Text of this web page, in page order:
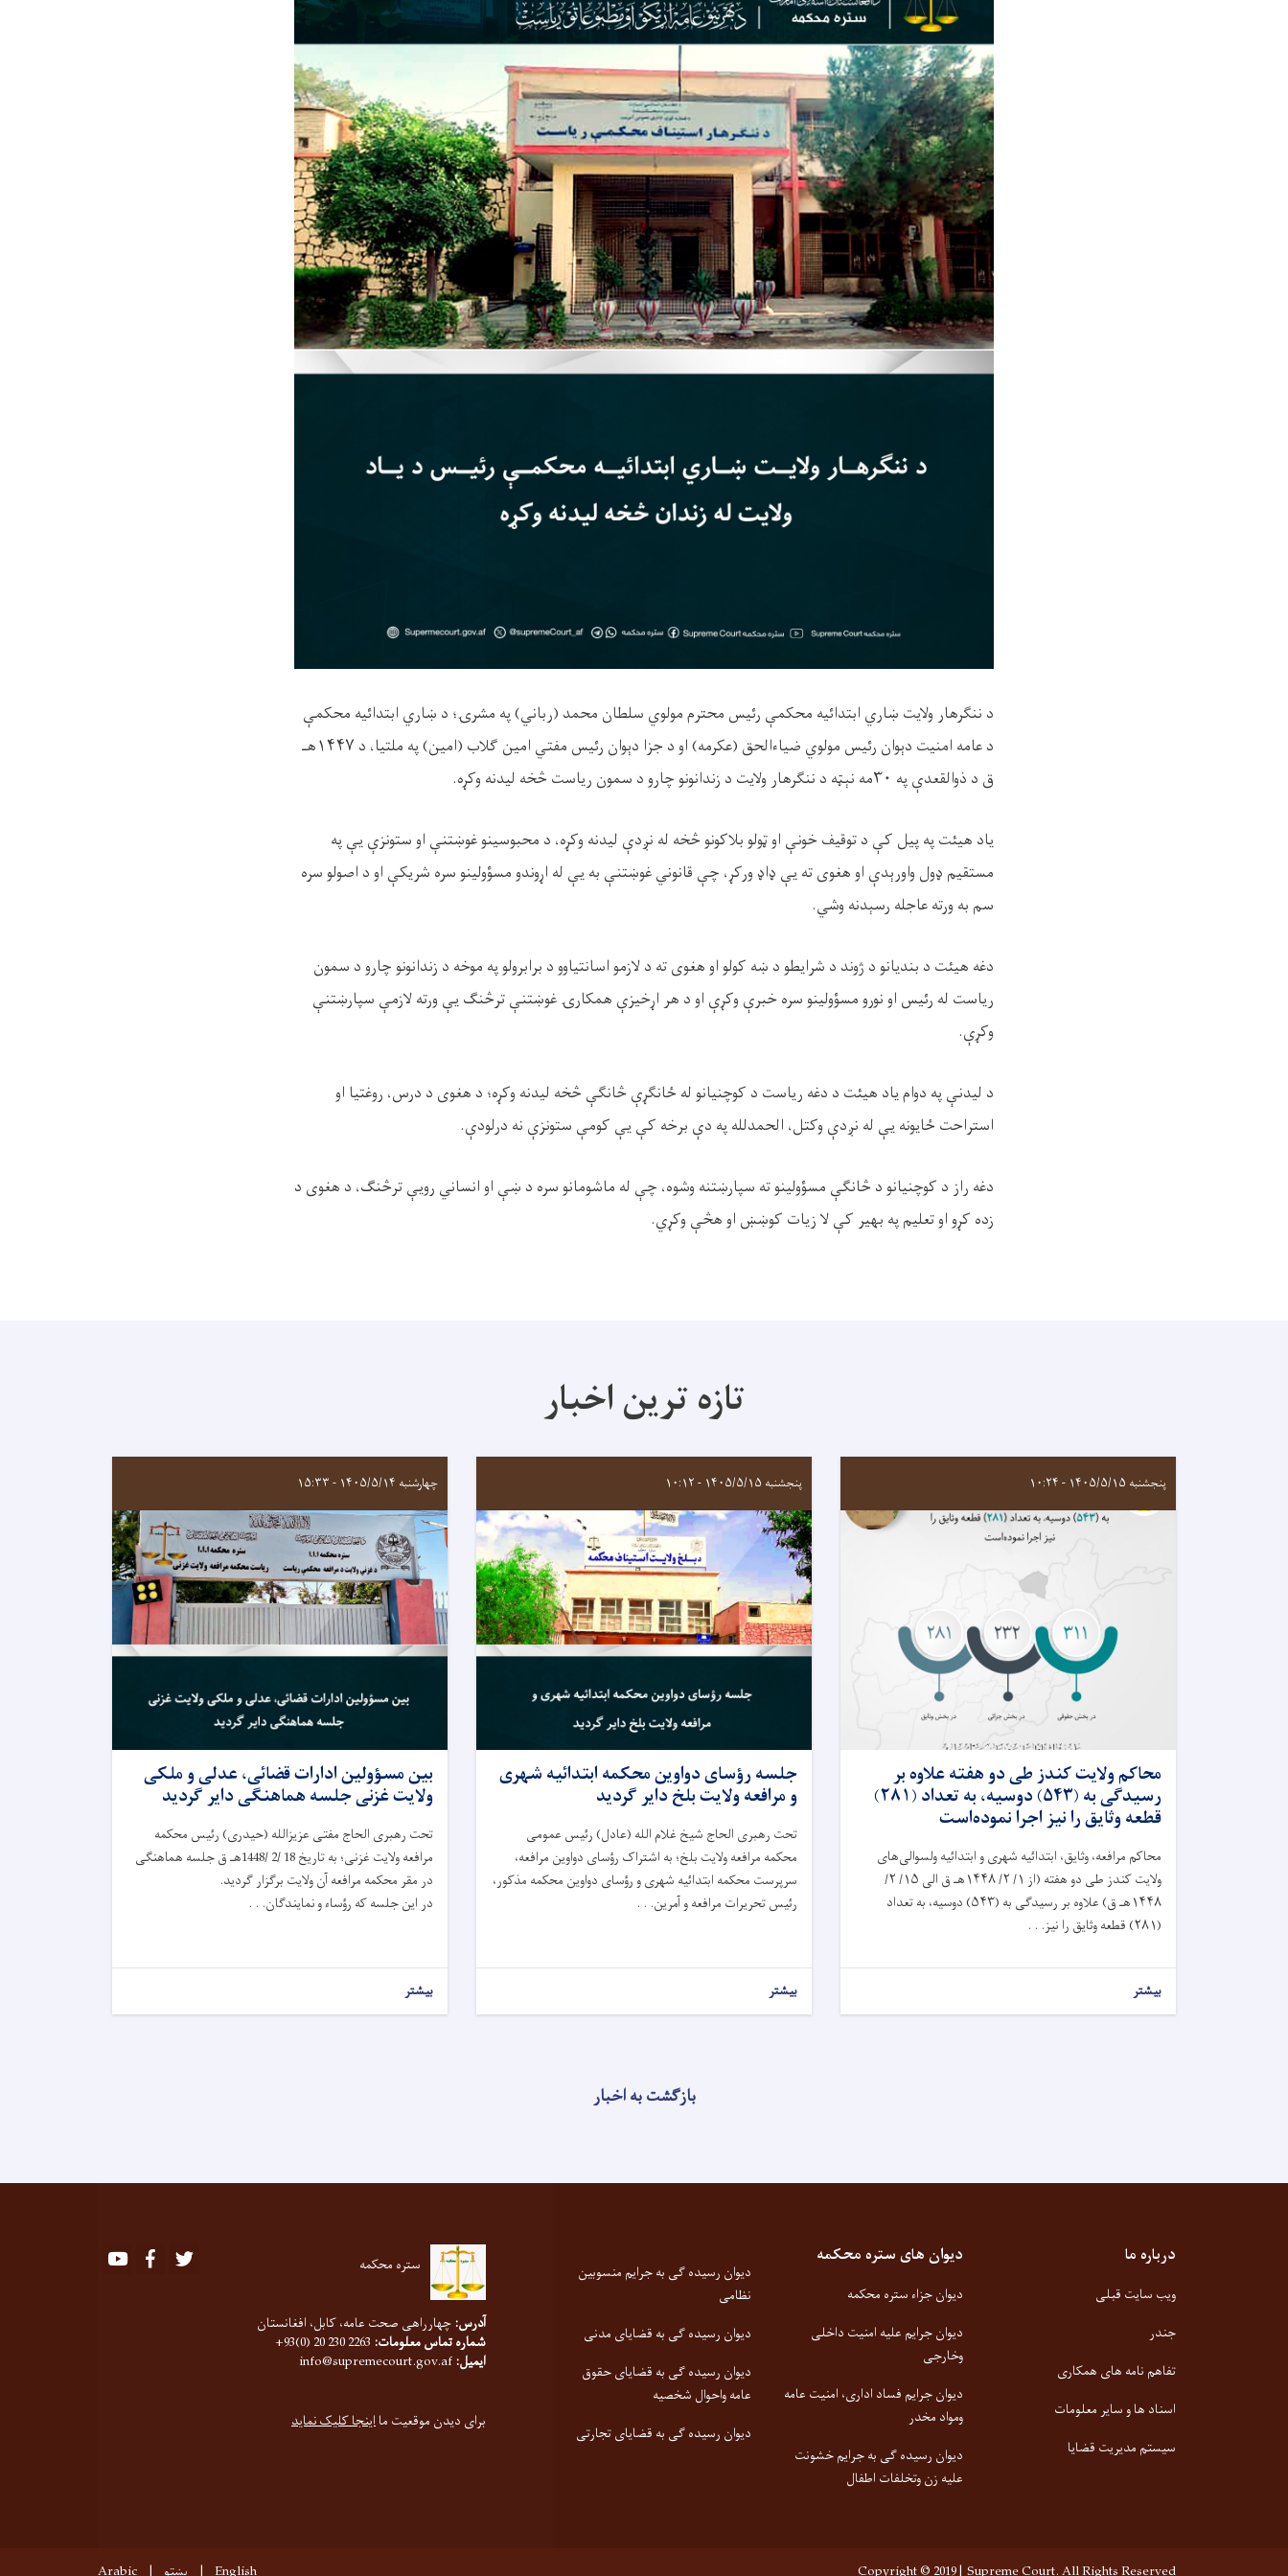
د ننګرهار ولايت ښاري ابتدائیه محکمې رئیس محترم مولوي سلطان محمد (رباني) په مشرۍ؛ د ښاري ابتدائیه محکمې
د عامه امنیت دېوان رئیس مولوي ضیاءالحق (عکرمه) او د جزا دېوان رئیس مفتي امین ګلاب (امین) په ملتيا، د ۱۴۴۷هـ
ق د ذوالقعدې په ۳۰مه نېټه د ننګرهار ولايت د زندانونو چارو د سمون ریاست څخه لیدنه وکړه.
یاد هيئت په پيل کې د توقیف خونې او ټولو بلاکونو څخه له نږدې لیدنه وکړه، د محبوسینو غوښتنې او ستونزې یې په
مستقیم ډول واورېدې او هغوی ته یې ډاډ ورکړ، چې قانوني غوښتنې به یې له اړوندو مسؤولینو سره شریکې او د اصولو سره
سم به ورته عاجله رسېدنه وشي.
دغه هيئت د بندیانو د ژوند د شرایطو د ښه کولو او هغوی ته د لازمو اسانتیاوو د برابرولو په موخه د زندانونو چارو د سمون
ریاست له رئیس او نورو مسؤولینو سره خبرې وکړې او د هر اړخیزې همکارۍ غوښتنې ترڅنګ يې ورته لازمې سپارښتنې
وکړې.
د لیدنې په دوام یاد هيئت د دغه ریاست د کوچنیانو له ځانګړې څانګې څخه لیدنه وکړه؛ د هغوی د درس، روغتیا او
استراحت ځایونه يې له نږدې وکتل، الحمدلله په دې برخه کې يې کومې ستونزې نه درلودې.
دغه راز د کوچنیانو د څانګې مسؤولینو ته سپارښتنه وشوه، چې له ماشومانو سره د ښې او انساني رویې ترڅنګ، د هغوی د
زده کړو او تعلیم په بهیر کې لا زیات کوښښ او هڅې وکړي.
تازه ترین اخبار
پنجشنبه ۱۴۰۵/۵/۱۵ - ۱۰:۲۴
محاکم ولايت کندز طی دو هفته علاوه بر
رسيدگی به (۵۴۳) دوسیه، به تعداد (۲۸۱)
قطعه وثایق را نیز اجرا نموده‌است
محاکم مرافعه، وثايق، ابتدائیه شهرى و ابتدائیه ولسوالى‌های
ولایت کندز طی دو هفته (از ۱/ ۲/ ۱۴۴۸هـ ق الى ۱۵/ ۲/
۱۴۴۸هـ ق) علاوه بر رسيدگی به (۵۴۳) دوسیه، به تعداد
(۲۸۱) قطعه وثایق را نیز. . .
بیشتر
پنجشنبه ۱۴۰۵/۵/۱۵ - ۱۰:۱۲
جلسه رؤسای دواوین محکمه ابتدائیه شهری
و مرافعه ولایت بلخ داير گردید
تحت رهبری الحاج شیخ غلام الله (عادل) رئیس عمومی
محکمه مرافعه ولایت بلخ؛ به اشتراک رؤسای دواوین مرافعه،
سرپرست محکمه ابتدائیه شهری و رؤسای دواوین محکمه مذکور،
رئیس تحریرات مرافعه و آمرین. . .
بیشتر
چهارشنبه ۱۴۰۵/۵/۱۴ - ۱۵:۳۳
بین مسؤولین ادارات قضائی، عدلی و ملکی
ولایت غزنی جلسه هماهنگی دایر گردید
تحت رهبری الحاج مفتی عزیزالله (حیدری) رئیس محکمه
مرافعه ولایت غزنی؛ به تاريخ 18 /2 /1448هـ ق جلسه هماهنگی
در مقر محکمه مرافعه آن ولایت برگزار گردید.
در این جلسه که رؤساء و نمایندگان. . .
بیشتر
بازگشت به اخبار
درباره ما
ویب سایت قبلی
جندر
تفاهم نامه های همکاری
اسناد ها و سایر معلومات
سیستم مدیریت قضایا
دیوان های ستره محکمه
دیوان جزاء ستره محکمه
دیوان جرایم علیه امنیت داخلی
وخارجی
دیوان جرایم فساد اداری، امنیت عامه
ومواد مخدر
دیوان رسیده گی به جرایم خشونت
علیه زن وتخلفات اطفال
دیوان رسیده گی به جرایم منسوبین
نظامی
دیوان رسیده گی به قضایای مدنی
دیوان رسیده گی به قضایای حقوق
عامه واحوال شخصیه
دیوان رسیده گی به قضایای تجارتی
ستره محکمه Youtube Facebook
آدرس: چهارراهی صحت عامه، کابل، افغانستان
شماره تماس معلومات:
ایمیل:
برای دیدن موقعیت مااینجا کلیک نماید